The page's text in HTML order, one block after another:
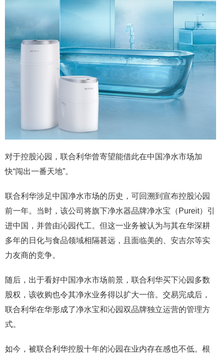
对于控股沁园，联合利华曾寄望能借此在中国净水市场加
快“闯出一番天地”。
联合利华涉足中国净水市场的历史，可回溯到宣布控股沁园
前一年。当时，该公司将旗下净水器品牌净水宝（Pureit）引
进中国，并曾由沁园代工。但这一业务被认为与其在华深耕
多年的日化与食品领域相隔甚远，且面临美的、安吉尔等实
力友商的竞争。
随后，出于看好中国净水市场前景，联合利华买下沁园多数
股权，该收购也令其净水业务得以扩大一倍。交易完成后，
联合利华在华形成了净水宝和沁园双品牌独立运营的管理方
式。
如今，被联合利华控股十年的沁园在业内存在感也不低。根